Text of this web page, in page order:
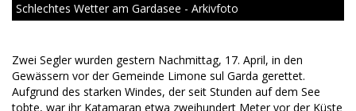
Schlechtes Wetter am Gardasee - Arkivfoto
Zwei Segler wurden gestern Nachmittag, 17. April, in den
Gewässern vor der Gemeinde Limone sul Garda gerettet.
Aufgrund des starken Windes, der seit Stunden auf dem See
tobte, war ihr Katamaran etwa zweihundert Meter vor der Küste